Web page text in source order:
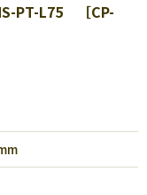
PT-L75 ［CP-